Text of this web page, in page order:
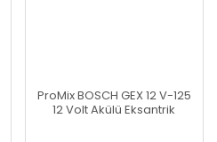
ProMix BOSCH GEX 12 V-125
12 Volt Akülü Eksantrik